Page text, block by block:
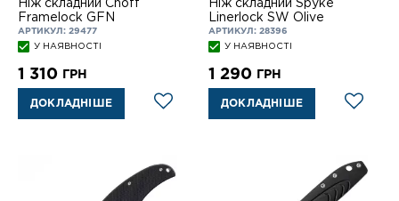
Ніж складний Choff
Framelock GFN
АРТИКУЛ: 29477
У НАЯВНОСТІ
1 310 ГРН
ДОКЛАДНІШЕ
Ніж складний Spyke
Linerlock SW Olive
АРТИКУЛ: 28396
У НАЯВНОСТІ
1 290 ГРН
ДОКЛАДНІШЕ